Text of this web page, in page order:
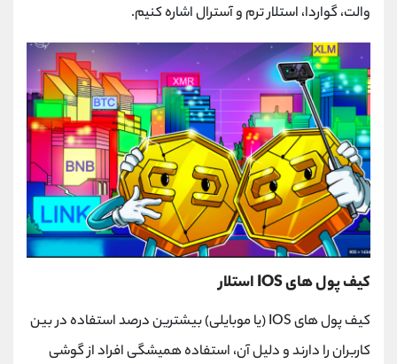
والت، گواردا، استلار ترم و آسترال اشاره کنیم.
کیف پول های IOS استلار
کیف پول های IOS (یا موبایلی) بیشترین درصد استفاده در بین
کاربران را دارند و دلیل آن، استفاده همیشگی افراد از گوشی